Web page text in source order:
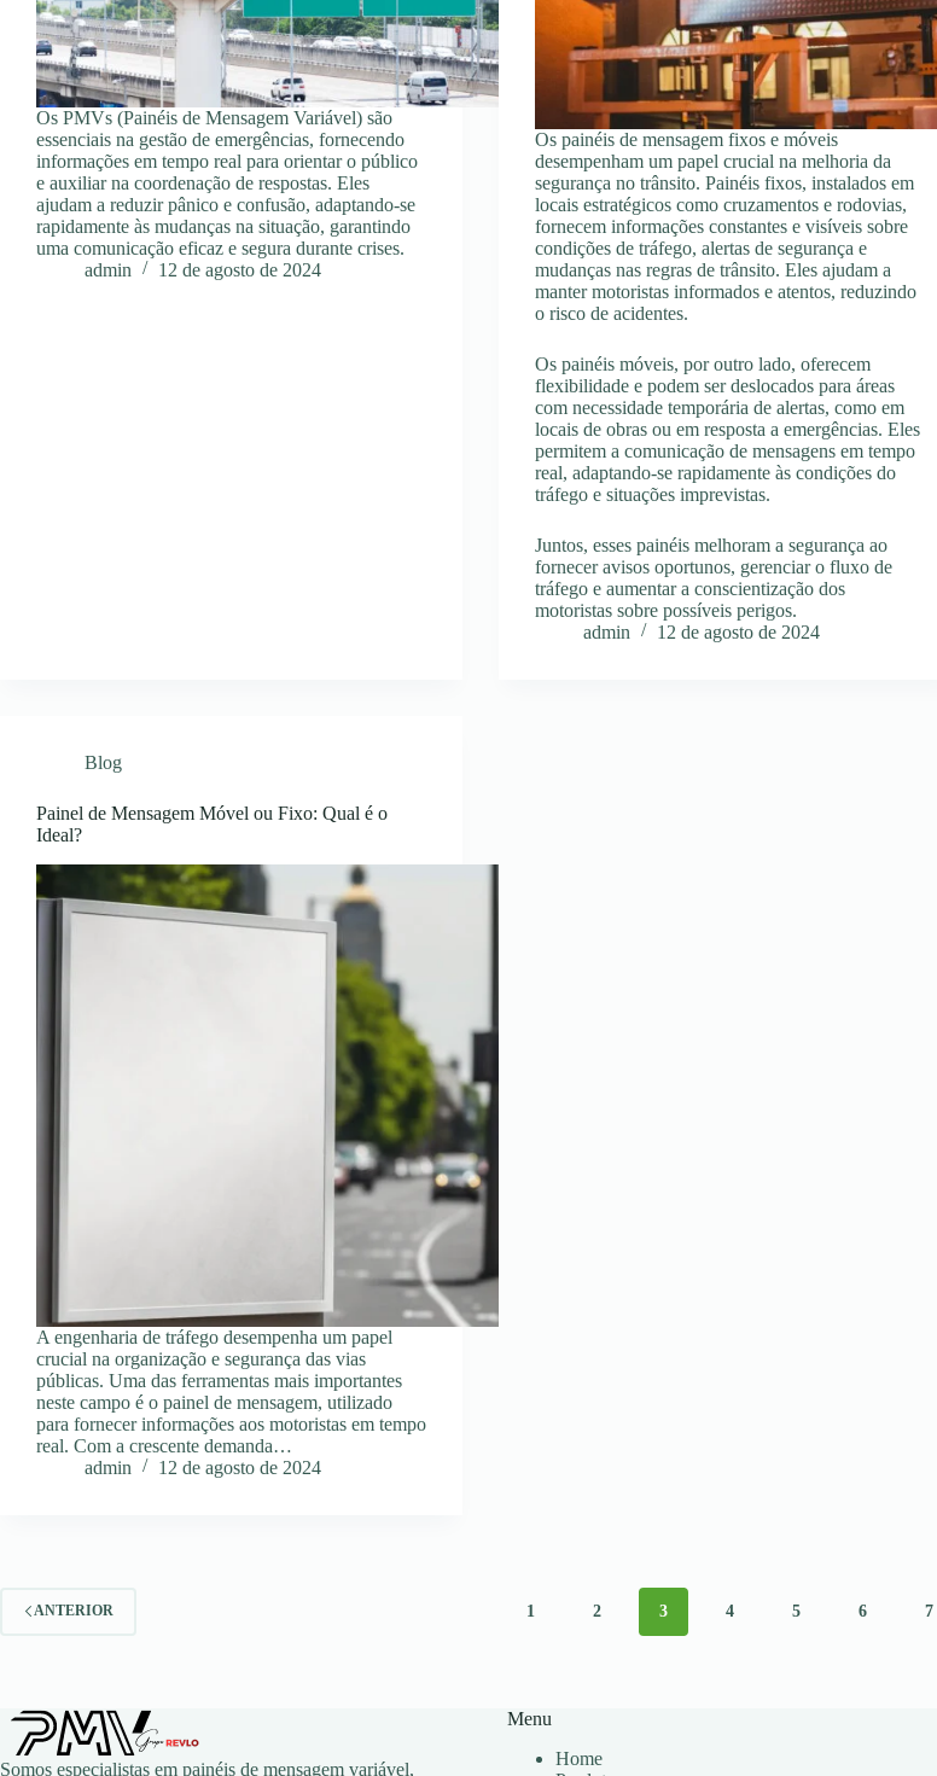
Os PMVs (Painéis de Mensagem Variável) são
essenciais na gestão de emergências, fornecendo
informações em tempo real para orientar o público
e auxiliar na coordenação de respostas. Eles
ajudam a reduzir pânico e confusão, adaptando-se
rapidamente às mudanças na situação, garantindo
uma comunicação eficaz e segura durante crises.
admin
12 de agosto de 2024
Os painéis de mensagem fixos e móveis
desempenham um papel crucial na melhoria da
segurança no trânsito. Painéis fixos, instalados em
locais estratégicos como cruzamentos e rodovias,
fornecem informações constantes e visíveis sobre
condições de tráfego, alertas de segurança e
mudanças nas regras de trânsito. Eles ajudam a
manter motoristas informados e atentos, reduzindo
o risco de acidentes.
Os painéis móveis, por outro lado, oferecem
flexibilidade e podem ser deslocados para áreas
com necessidade temporária de alertas, como em
locais de obras ou em resposta a emergências. Eles
permitem a comunicação de mensagens em tempo
real, adaptando-se rapidamente às condições do
tráfego e situações imprevistas.
Juntos, esses painéis melhoram a segurança ao
fornecer avisos oportunos, gerenciar o fluxo de
tráfego e aumentar a conscientização dos
motoristas sobre possíveis perigos.
admin
12 de agosto de 2024
Blog
Painel de Mensagem Móvel ou Fixo: Qual é o
Ideal?
A engenharia de tráfego desempenha um papel
crucial na organização e segurança das vias
públicas. Uma das ferramentas mais importantes
neste campo é o painel de mensagem, utilizado
para fornecer informações aos motoristas em tempo
real. Com a crescente demanda…
admin
12 de agosto de 2024
ANTERIOR 1 2 3 4 5 6 7
Somos especialistas em painéis de mensagem variável,
Menu
Home